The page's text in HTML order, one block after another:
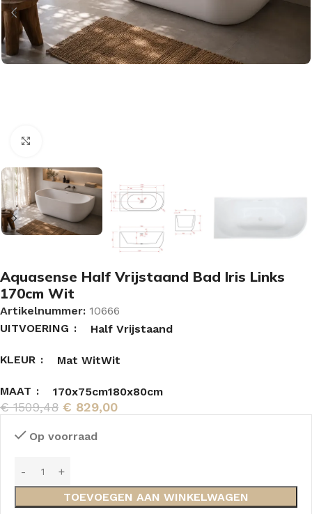
Aquasense Half Vrijstaand Bad Iris Links
170cm Wit
Artikelnummer: 10666
UITVOERING
Half Vrijstaand
KLEUR Mat WitWit
MAAT 170x75cm180x80cm
€1509,48 € 829,00
Op voorraad
TOEVOEGEN AAN WINKELWAGEN